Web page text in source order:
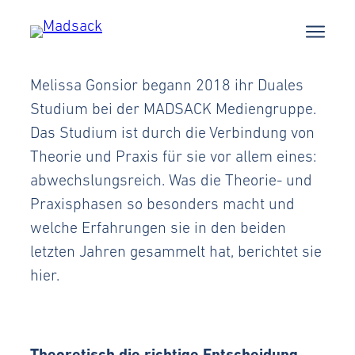
Melissa Gonsior begann 2018 ihr Duales
Studium bei der MADSACK Mediengruppe.
Das Studium ist durch die Verbindung von
Theorie und Praxis für sie vor allem eines:
abwechslungsreich. Was die Theorie- und
Praxisphasen so besonders macht und
welche Erfahrungen sie in den beiden
letzten Jahren gesammelt hat, berichtet sie
hier.